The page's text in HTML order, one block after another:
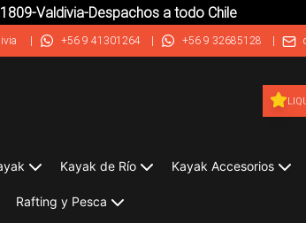
Valdivia-Despachos a todo Chile
| +56 9 41301264 | +56 9 32685128 |
Kayak de Río Kayak Accesorios
Rafting y Pesca